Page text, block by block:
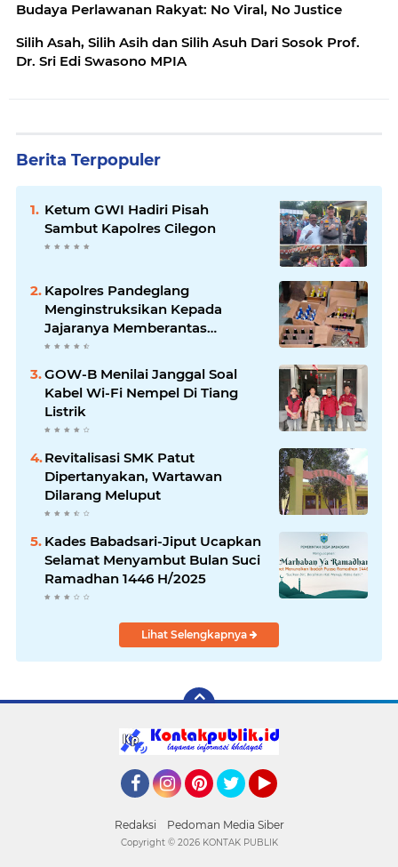
Budaya Perlawanan Rakyat: No Viral, No Justice
Silih Asah, Silih Asih dan Silih Asuh Dari Sosok Prof.
Dr. Sri Edi Swasono MPIA
Berita Terpopuler
Ketum GWI Hadiri Pisah
Sambut Kapolres Cilegon
Kapolres Pandeglang
Menginstruksikan Kepada
Jajaranya Memberantas
Peredaran Miras
GOW-B Menilai Janggal Soal
Kabel Wi-Fi Nempel Di Tiang
Listrik
Revitalisasi SMK Patut
Dipertanyakan, Wartawan
Dilarang Meluput
Kades Babadsari-Jiput Ucapkan
Selamat Menyambut Bulan Suci
Ramadhan 1446 H/2025
Lihat Selengkapnya
Redaksi Pedoman Media Siber
Copyright © 2026 KONTAK PUBLIK